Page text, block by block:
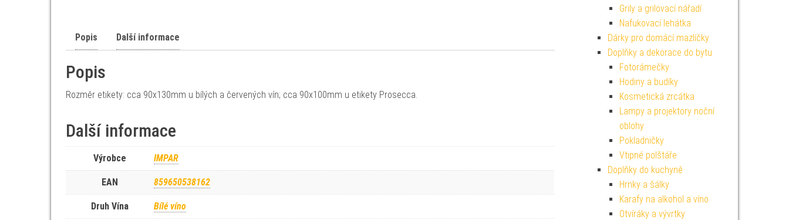
Popis Další informace
Popis
Rozměr etikety: cca 90x130mm u bílých a červených vín; cca 90x100mm u etikety Prosecca.
Další informace
Výrobce IMPAR
EAN 859650538162
Druh Vína Bílé víno
Grily a grilovací nářadí
Nafukovací lehátka
Dárky pro domácí mazlíčky
Doplňky a dekorace do bytu
Fotorámečky
Hodiny a budíky
Kosmetická zrcátka
Lampy a projektory noční
oblohy
Pokladničky
Vtipné polštáře
Doplňky do kuchyně
Hrnky a šálky
Karafy na alkohol a víno
Otvíráky a vývrtky